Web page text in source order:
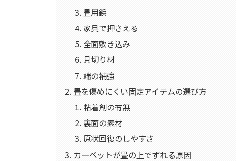
畳用鋲
家具で押さえる
全面敷き込み
見切り材
端の補強
畳を傷めにくい固定アイテムの選び方
粘着剤の有無
裏面の素材
原状回復のしやすさ
カーペットが畳の上でずれる原因